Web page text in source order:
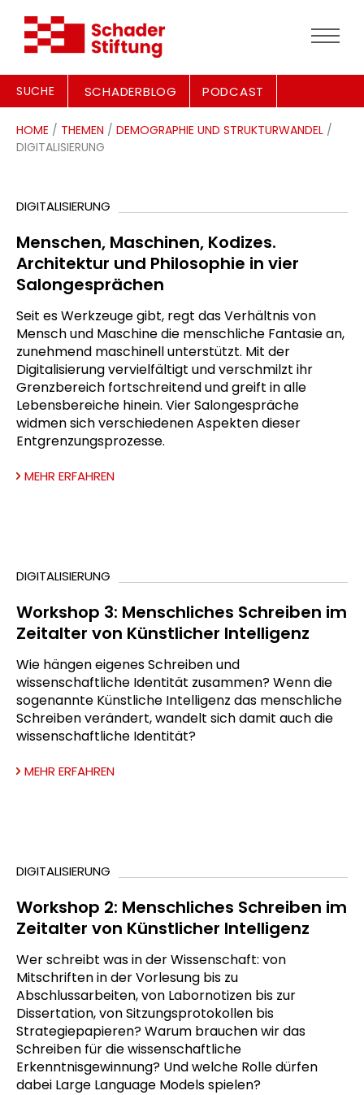
SUCHE SCHADERBLOG PODCAST
HOME / THEMEN / DEMOGRAPHIE UND STRUKTURWANDEL /
DIGITALISIERUNG
DIGITALISIERUNG
Menschen, Maschinen, Kodizes.
Architektur und Philosophie in vier
Salongesprächen
Seit es Werkzeuge gibt, regt das Verhältnis von
Mensch und Maschine die menschliche Fantasie an,
zunehmend maschinell unterstützt. Mit der
Digitalisierung vervielfältigt und verschmilzt ihr
Grenzbereich fortschreitend und greift in alle
Lebensbereiche hinein. Vier Salongespräche
widmen sich verschiedenen Aspekten dieser
Entgrenzungsprozesse.
MEHR ERFAHREN
DIGITALISIERUNG
Workshop 3: Menschliches Schreiben im
Zeitalter von Künstlicher Intelligenz
Wie hängen eigenes Schreiben und
wissenschaftliche Identität zusammen? Wenn die
sogenannte Künstliche Intelligenz das menschliche
Schreiben verändert, wandelt sich damit auch die
wissenschaftliche Identität?
MEHR ERFAHREN
DIGITALISIERUNG
Workshop 2: Menschliches Schreiben im
Zeitalter von Künstlicher Intelligenz
Wer schreibt was in der Wissenschaft: von
Mitschriften in der Vorlesung bis zu
Abschlussarbeiten, von Labornotizen bis zur
Dissertation, von Sitzungsprotokollen bis
Strategiepapieren? Warum brauchen wir das
Schreiben für die wissenschaftliche
Erkenntnisgewinnung? Und welche Rolle dürfen
dabei Large Language Models spielen?